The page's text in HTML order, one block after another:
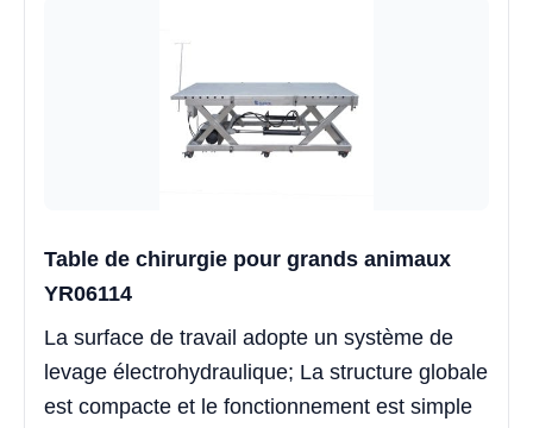
Table de chirurgie pour grands animaux
YR06114
La surface de travail adopte un système de
levage électrohydraulique; La structure globale
est compacte et le fonctionnement est simple